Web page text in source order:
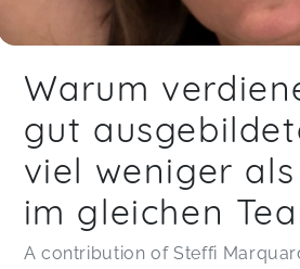
Warum
gut
viel weniger
im gleichen
A contribution of Steffi